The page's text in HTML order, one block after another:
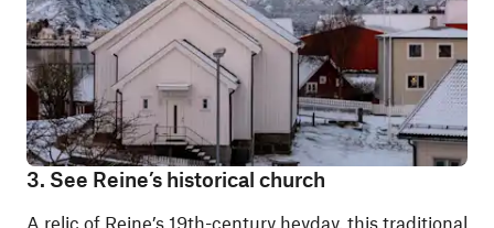
3. See Reine’s historical church
A relic of Reine’s 19th-century heyday, this traditional